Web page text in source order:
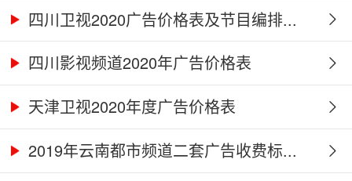
四川卫视2020广告价格表及节目编排...
四川影视频道2020年广告价格表
天津卫视2020年度广告价格表
2019年云南都市频道二套广告收费标...